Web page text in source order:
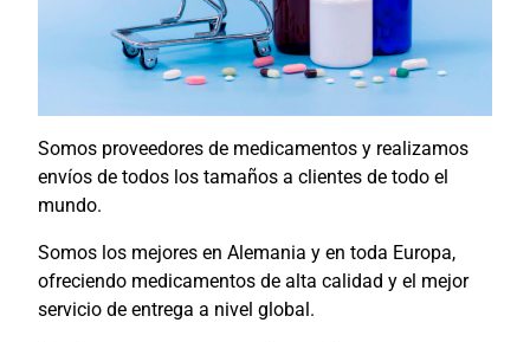
Somos proveedores de medicamentos y realizamos
envíos de todos los tamaños a clientes de todo el
mundo.
Somos los mejores en Alemania y en toda Europa,
ofreciendo medicamentos de alta calidad y el mejor
servicio de entrega a nivel global.